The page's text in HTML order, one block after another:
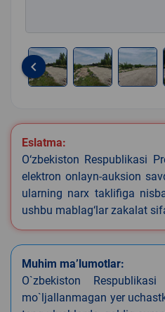
of
8
keyboard_arrow_left
Eslatma:
O‘zbekiston Respublikasi
elektron onlayn-auksion
ularning narx taklifiga
ushbu mablag‘lar zakalat
Muhim ma’lumotlar:
O`zbekiston
mo`ljallanmagan yer